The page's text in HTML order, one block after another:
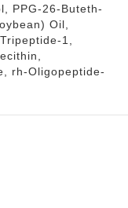
PPG-26-Buteth-
Oil,
1,
rh-Oligopeptide-